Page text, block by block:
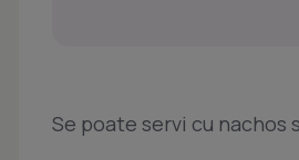
Se poate servi cu nachos